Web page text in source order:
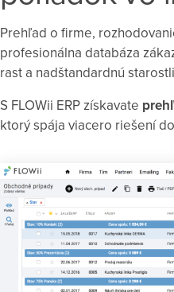
Prehľad o firme,
profesionálna databáza
rast a nadštandardnú
S FLOWii ERP získavate
ktorý spája viacero riešení